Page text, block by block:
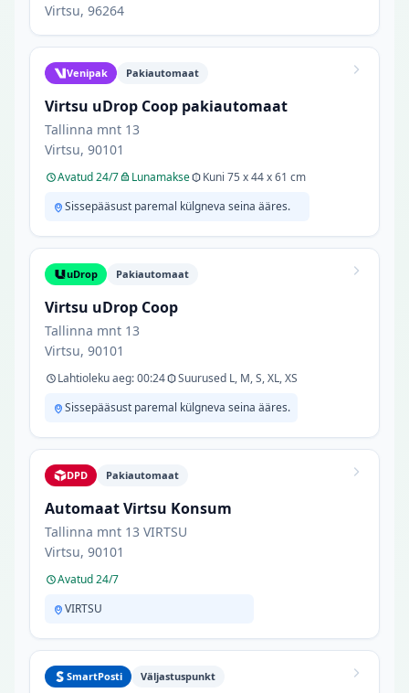
Virtsu, 96264
Venipak Pakiautomaat
Virtsu uDrop Coop pakiautomaat
Tallinna mnt 13
Virtsu, 90101
Avatud 24/7 Lunamakse
Kuni 75 x 44 x 61 cm
Sissepääsust paremal külgneva seina ääres.
uDrop Pakiautomaat
Virtsu uDrop Coop
Tallinna mnt 13
Virtsu, 90101
Lahtioleku aeg: 00:24
Suurused L, M, S, XL, XS
Sissepääsust paremal külgneva seina ääres.
DPD Pakiautomaat
Automaat Virtsu Konsum
Tallinna mnt 13 VIRTSU
Virtsu, 90101
Avatud 24/7
VIRTSU
SmartPosti Väljastuspunkt